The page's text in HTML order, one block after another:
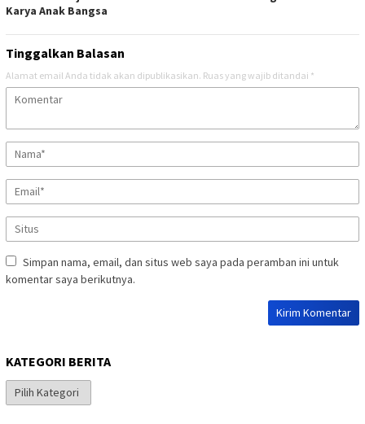
Karya Anak Bangsa
Tinggalkan Balasan
Alamat email Anda tidak akan dipublikasikan. Ruas yang wajib ditandai *
Simpan nama, email, dan situs web saya pada peramban ini untuk
komentar saya berikutnya.
KATEGORI BERITA
Kategori
Berita